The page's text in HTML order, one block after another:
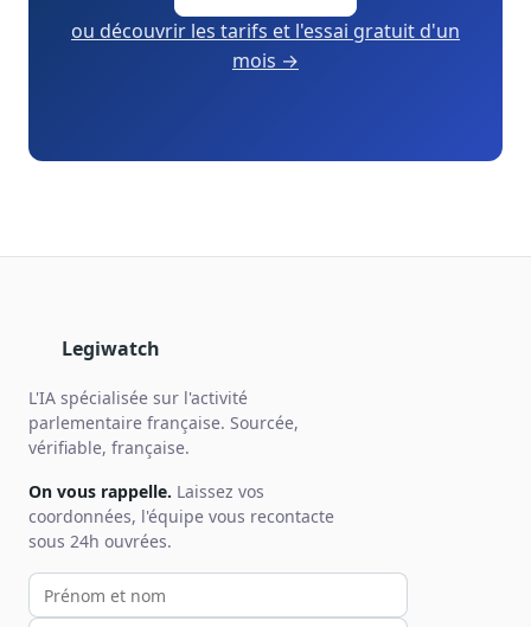
ou découvrir les tarifs et l'essai gratuit d'un
mois →
Legiwatch
L'IA spécialisée sur l'activité
parlementaire française. Sourcée,
vérifiable, française.
On vous rappelle. Laissez vos
coordonnées, l'équipe vous recontacte
sous 24h ouvrées.
Votre prénom et nom
Votre email
Votre téléphone